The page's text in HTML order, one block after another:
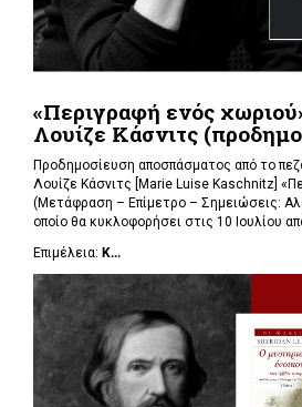
«Περιγραφή ενός
Λουίζε Κάσνιτς
Προδημοσίευση αποσπάσματος από το
Λουίζε Κάσνιτς [Marie Luise Kaschnitz]
(Μετάφραση – Επίμετρο – Σημειώσεις:
οποίο θα κυκλοφορήσει στις 10 Ιουλίου
Επιμέλεια: Κ...